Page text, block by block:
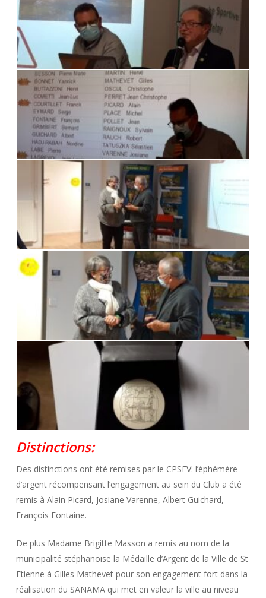
Distinctions:
Des distinctions ont été remises par le CPSFV: l’éphémère
d’argent récompensant l’engagement au sein du Club a été
remis à Alain Picard, Josiane Varenne, Albert Guichard,
François Fontaine.
De plus Madame Brigitte Masson a remis au nom de la
municipalité stéphanoise la Médaille d’Argent de la Ville de St
Etienne à Gilles Mathevet pour son engagement fort dans la
réalisation du SANAMA qui met en valeur la ville au niveau